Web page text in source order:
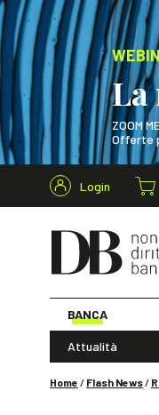
La
ZOOM
Offerte
Login
BANCA
Attualità
Home / Flash News/